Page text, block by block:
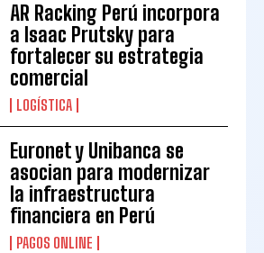
AR Racking Perú incorpora
a Isaac Prutsky para
fortalecer su estrategia
comercial
LOGÍSTICA
Euronet y Unibanca se
asocian para modernizar
la infraestructura
financiera en Perú
PAGOS ONLINE